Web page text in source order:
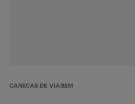
CANECAS DE VIAGEM